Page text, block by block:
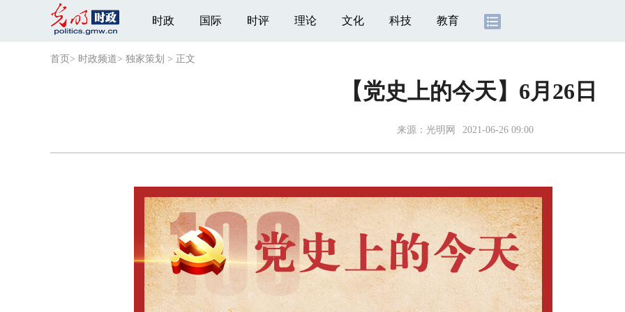
时政 国际 时评 理论 文化 科技 教育
首页 > 时政频道> 独家策划 > 正文
【党史上的今天】6月26日
来源： 光明网 2021-06-26 09:00